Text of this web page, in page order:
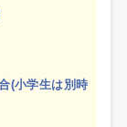
(小学生は別時